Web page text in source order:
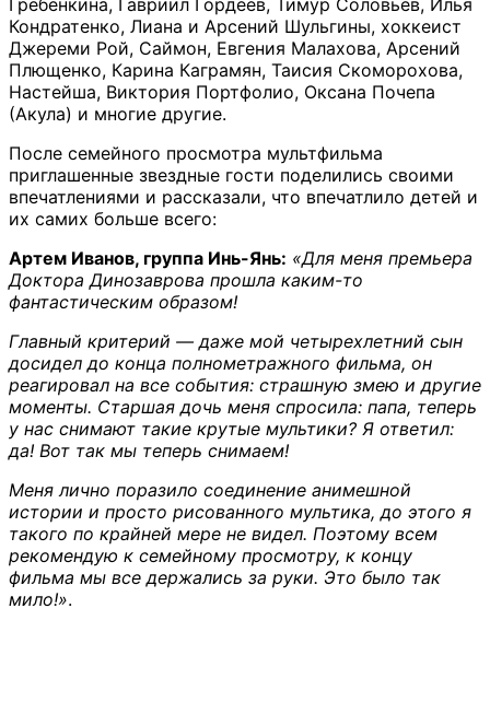
Гребенкина, Гавриил Гордеев, Тимур Соловьев, Илья
Кондратенко, Лиана и Арсений Шульгины, хоккеист
Джереми Рой, Саймон, Евгения Малахова, Арсений
Плющенко, Карина Каграмян, Таисия Скоморохова,
Настейша, Виктория Портфолио, Оксана Почепа
(Акула) и многие другие.
После семейного просмотра мультфильма
приглашенные звездные гости поделились своими
впечатлениями и рассказали, что впечатлило детей и
их самих больше всего:
Артем Иванов, группа Инь-Янь: «Для меня премьера
Доктора Динозаврова прошла каким-то
фантастическим образом!
Главный критерий — даже мой четырехлетний сын
досидел до конца полнометражного фильма, он
реагировал на все события: страшную змею и другие
моменты. Старшая дочь меня спросила: папа, теперь
у нас снимают такие крутые мультики? Я ответил:
да! Вот так мы теперь снимаем!
Меня лично поразило соединение анимешной
истории и просто рисованного мультика, до этого я
такого по крайней мере не видел. Поэтому всем
рекомендую к семейному просмотру, к концу
фильма мы все держались за руки. Это было так
мило!».